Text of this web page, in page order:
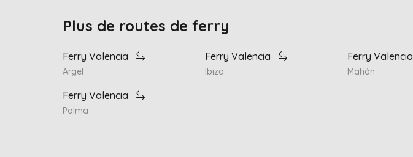
Plus de routes de ferry
Ferry Valencia
Argel
Ferry Valencia
Ibiza
Ferry Valencia
Mahón
Ferry Valencia
Palma